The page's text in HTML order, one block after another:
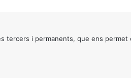
tercers i permanents, que ens